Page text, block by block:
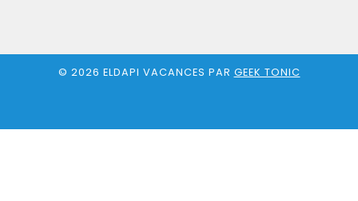
© 2026 ELDAPI VACANCES PAR GEEK TONIC